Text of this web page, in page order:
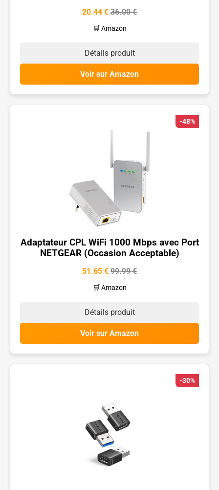
20.44 € 36.00 €
🛒 Amazon
Détails produit
Voir sur Amazon
-48%
Adaptateur CPL WiFi 1000 Mbps avec Port
NETGEAR (Occasion Acceptable)
51.65 € 99.99 €
🛒 Amazon
Détails produit
Voir sur Amazon
-30%